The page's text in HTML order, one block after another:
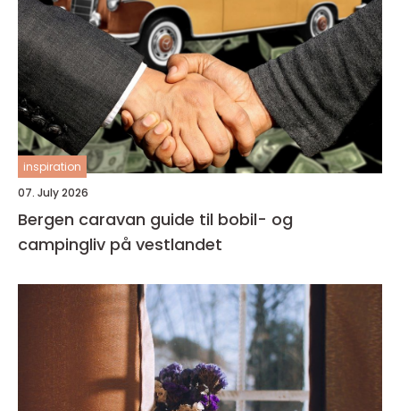
inspiration
07. July 2026
Bergen caravan guide til bobil- og
campingliv på vestlandet